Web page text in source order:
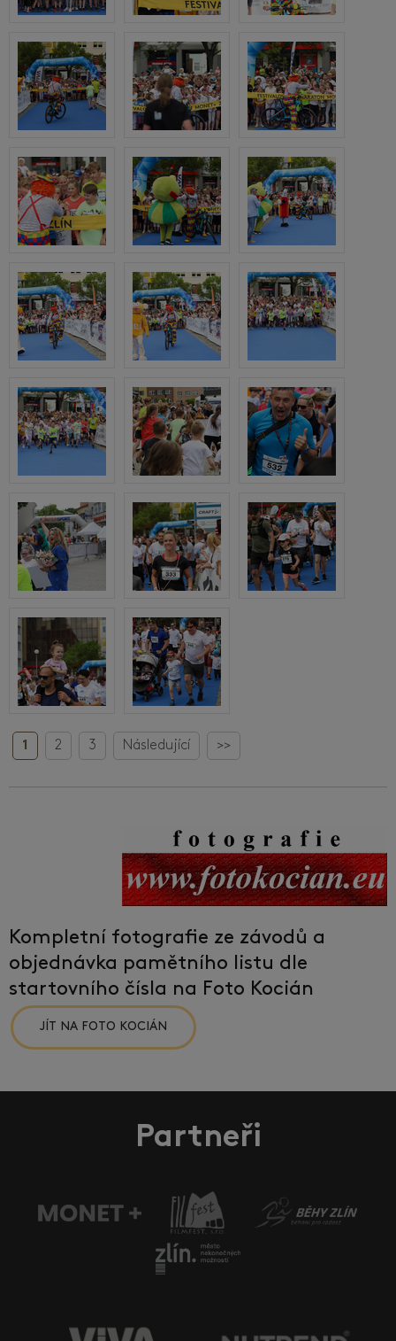
1 2 3 Následující >>
Kompletní fotografie ze závodů a
objednávka pamětního listu dle
startovního čísla na Foto Kocián
JÍT NA FOTO KOCIÁN
Partneři